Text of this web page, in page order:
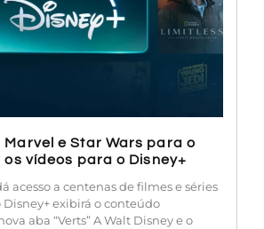
Marvel e Star Wars para o
os vídeos para o Disney+
acesso a centenas de filmes e séries
Disney+ exibirá o conteúdo
aba “Verts” A Walt Disney e o